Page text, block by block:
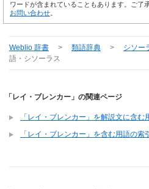
ワードが含まれていることもあります。ご了
お問い合わせ
Weblio 辞書 > 類語辞典 > シソー
語・シソーラス
「レイ・ブレンカー」の関連ページ
「レイ・ブレンカー」を解説文に含む
「レイ・ブレンカー」を含む用語の索引